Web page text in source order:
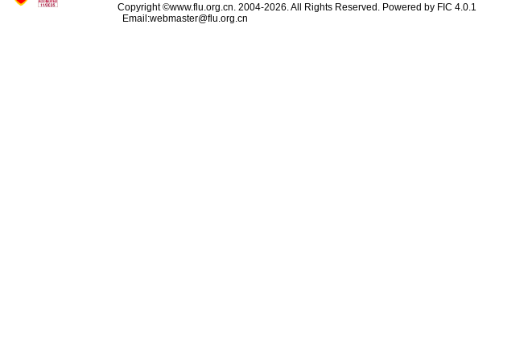
Copyright ©www.flu.org.cn. 2004-2026. All Rights Reserved. Powered by FIC 4.0.1
Email:webmaster@flu.org.cn